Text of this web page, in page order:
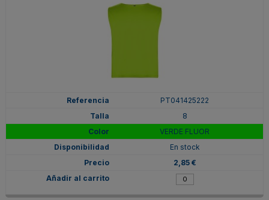
PT041425222
8
VERDE FLUOR
En stock
2,85 €